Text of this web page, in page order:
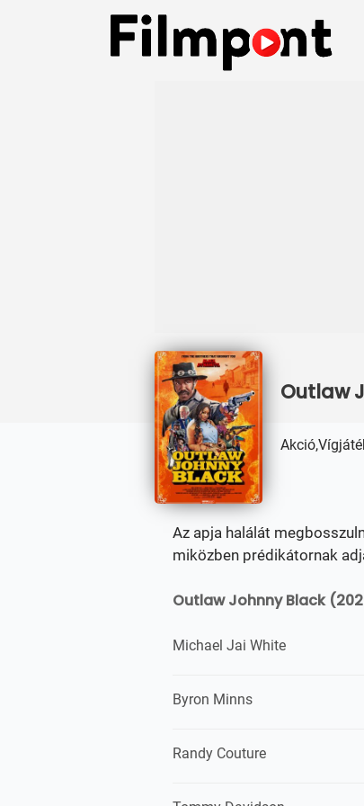
Outlaw
Az apja halálát
miközben prédikátornak
Outlaw Johnny Black
Michael Jai White
Byron Minns
Randy Couture